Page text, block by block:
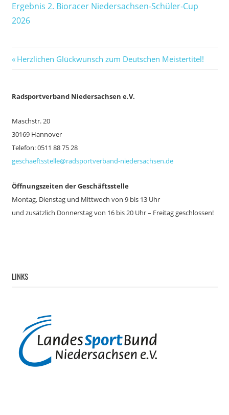
Ergebnis 2. Bioracer Niedersachsen-Schüler-Cup
2026
Beitragsnavigation
Vorheriger
Herzlichen Glückwunsch zum Deutschen Meistertitel!
Radsportverband Niedersachsen e.V.
Maschstr. 20
30169 Hannover
Telefon: 0511 88 75 28
geschaeftsstelle@radsportverband-niedersachsen.de
Öffnungszeiten der Geschäftsstelle
Montag, Dienstag und Mittwoch von 9 bis 13 Uhr
und zusätzlich Donnerstag von 16 bis 20 Uhr – Freitag geschlossen!
LINKS